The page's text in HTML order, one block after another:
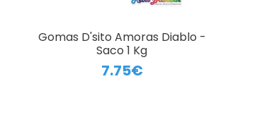
Gomas D'sito Amoras Diablo -
Saco 1 Kg
7.75€